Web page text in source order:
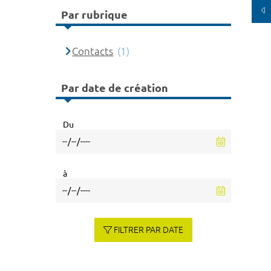
Par rubrique
Contacts (1)
Par date de création
Du
à
FILTRER PAR DATE